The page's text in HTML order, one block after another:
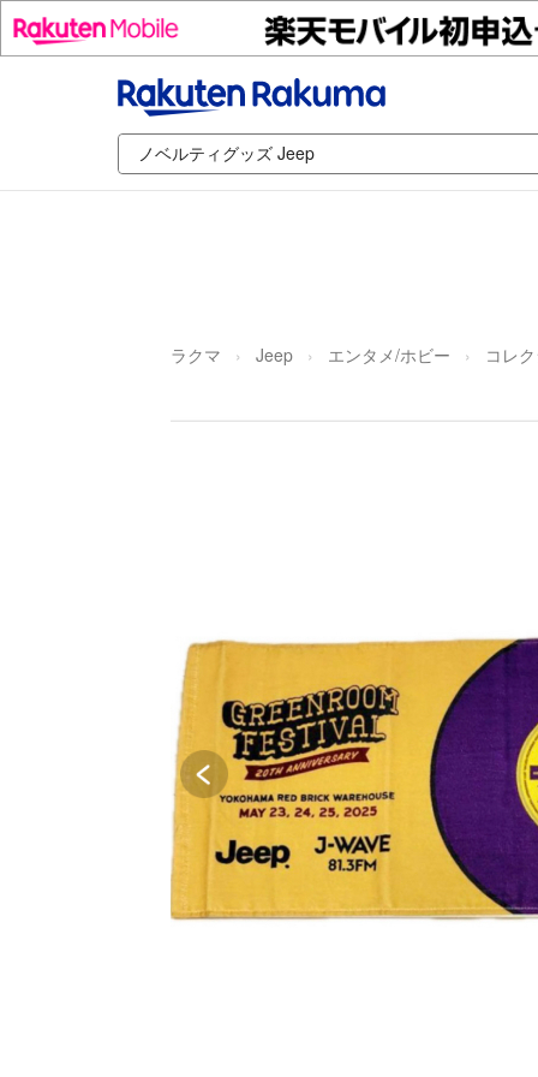
ラクマ Jeep エンタメ/ホビー コレ